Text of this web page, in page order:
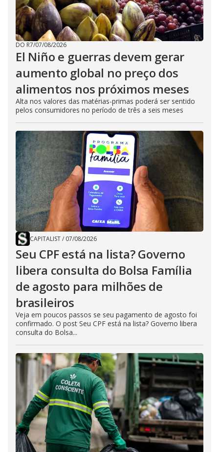
DO R7/07/08/2026
El Niño e guerras devem gerar
aumento global no preço dos
alimentos nos próximos meses
Alta nos valores das matérias-primas poderá ser sentido
pelos consumidores no período de três a seis meses
CAPITALIST/ 07/08/2026
Seu CPF está na lista? Governo
libera consulta do Bolsa Família
de agosto para milhões de
brasileiros
Veja em poucos passos se seu pagamento de agosto foi
confirmado. O post Seu CPF está na lista? Governo libera
consulta do Bolsa...